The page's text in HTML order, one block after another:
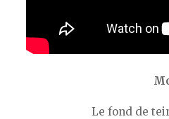
Le fond de